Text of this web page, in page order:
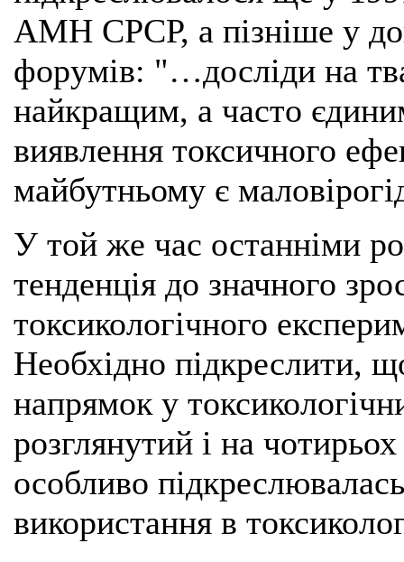
АМН СРСР, а пізніше у
форумів: "…досліди на
найкращим, а часто
виявлення токсичного
майбутньому є
У той же час останніми
тенденція до значного
токсикологічного
Необхідно підкреслити,
напрямок у
розглянутий і на
особливо
використання в